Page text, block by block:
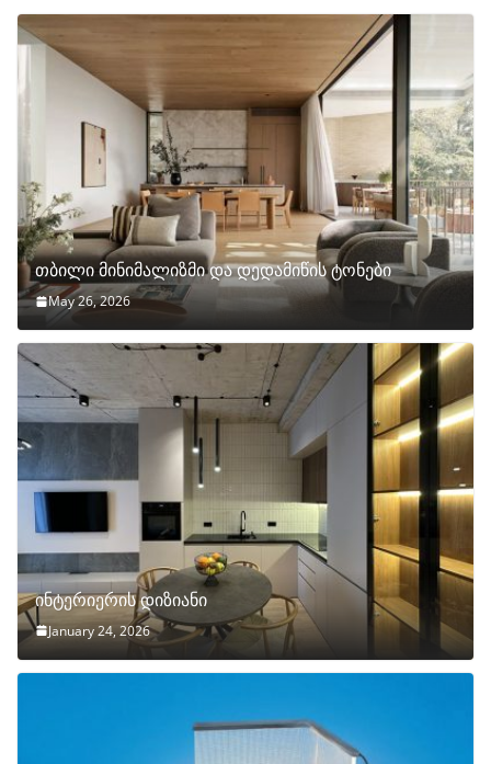
თბილი მინიმალიზმი და დედამიწის ტონები
May 26, 2026
ინტერიერის დიზიანი
January 24, 2026